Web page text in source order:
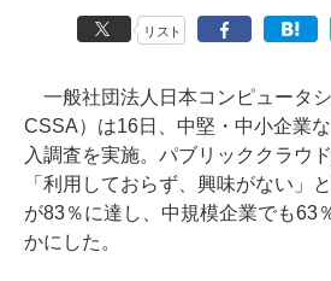
リスト
一般社団法人日本コンピュータ
CSSA）は16日、中堅・中小企業
入調査を実施。パブリッククラウ
「利用しておらず、興味がない」
が83％に達し、中規模企業でも63
かにした。